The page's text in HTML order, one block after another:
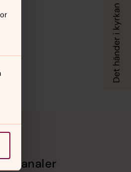
kanaler